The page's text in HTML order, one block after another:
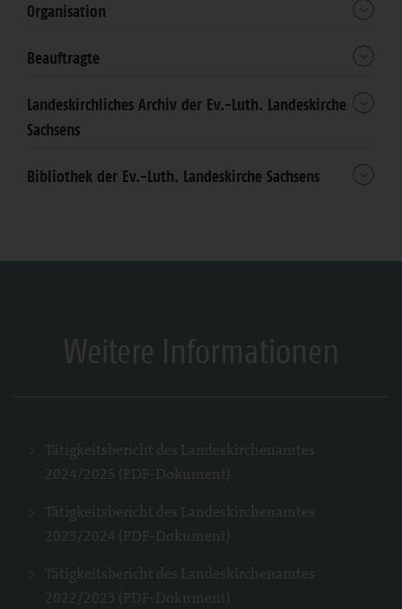
Organisation
Beauftragte
Landeskirchliches Archiv der Ev.-Luth. Landeskirche
Sachsens
Bibliothek der Ev.-Luth. Landeskirche Sachsens
Weitere Informationen
Tätigkeitsbericht des Landeskirchenamtes
2024/2025 (PDF-Dokument)
Tätigkeitsbericht des Landeskirchenamtes
2023/2024 (PDF-Dokument)
Tätigkeitsbericht des Landeskirchenamtes
2022/2023 (PDF-Dokument)